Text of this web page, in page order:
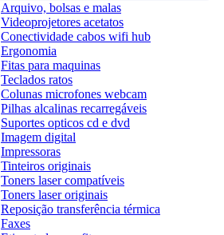
Arquivo, bolsas e malas
Videoprojetores acetatos
Conectividade cabos wifi hub
Ergonomia
Fitas para maquinas
Teclados ratos
Colunas microfones webcam
Pilhas alcalinas recarregáveis
Suportes opticos cd e dvd
Imagem digital
Impressoras
Tinteiros originais
Toners laser compatíveis
Toners laser originais
Reposição transferência térmica
Faxes